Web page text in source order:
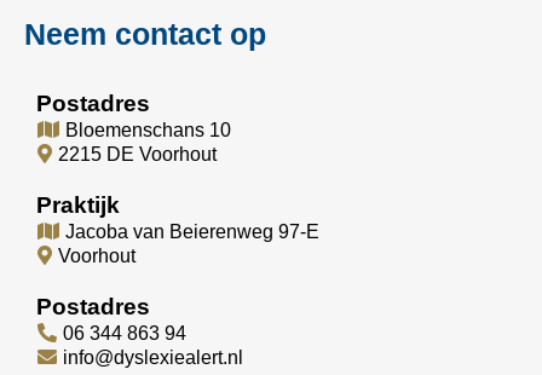
Neem contact op
Postadres
Bloemenschans 10
2215 DE Voorhout
Praktijk
Jacoba van Beierenweg 97-E
Voorhout
Postadres
06 344 863 94
info@dyslexiealert.nl